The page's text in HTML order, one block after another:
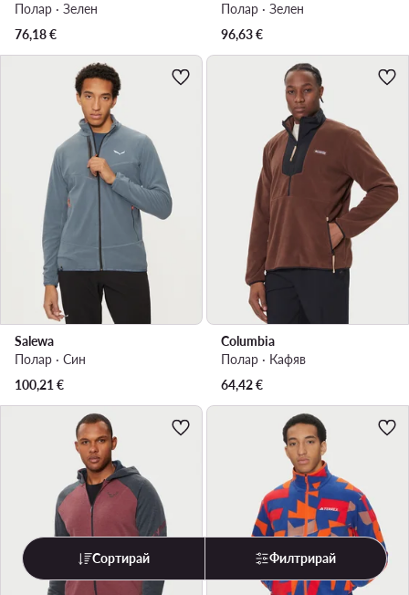
Полар · Зелен
76,18€
Полар · Зелен
96,63€
Salewa
Полар · Син
100,21 €
Columbia
Полар · Кафяв
64,42€
Сортирай Филтрирай